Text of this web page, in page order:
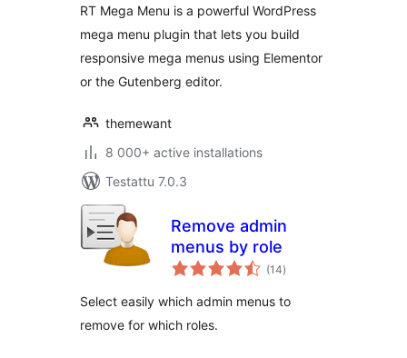
RT Mega Menu is a powerful WordPress
mega menu plugin that lets you build
responsive mega menus using Elementor
or the Gutenberg editor.
themewant
8 000+ active installations
Testattu 7.0.3
Remove admin
menus by role
(14arvosanat
yhteensä
)
Select easily which admin menus to
remove for which roles.